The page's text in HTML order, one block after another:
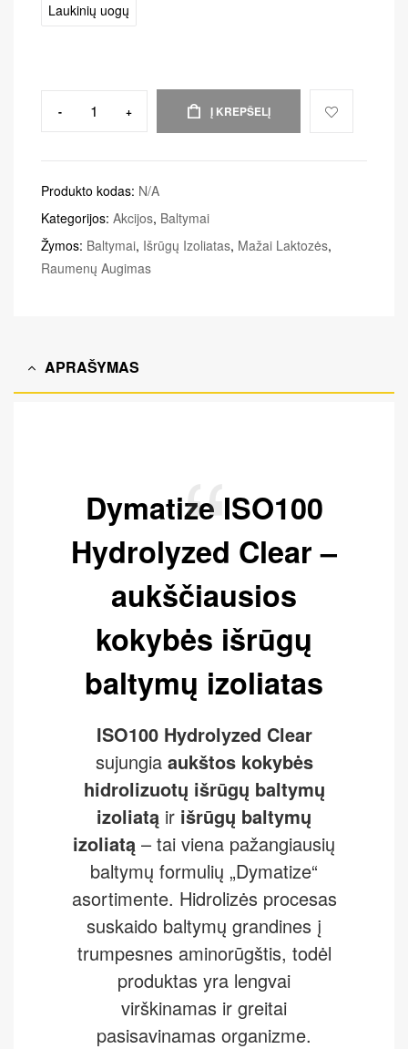
Laukinių uogų
- + Į KREPŠELĮ
Produkto kodas: N/A
Kategorijos: Akcijos, Baltymai
Žymos: Baltymai, Išrūgų Izoliatas, Mažai Laktozės,
Raumenų Augimas
APRAŠYMAS
Dymatize ISO100
Hydrolyzed Clear –
aukščiausios
kokybės išrūgų
baltymų izoliatas
ISO100 Hydrolyzed Clear
sujungia aukštos kokybės
hidrolizuotų išrūgų baltymų
izoliatą ir išrūgų baltymų
izoliatą – tai viena pažangiausių
baltymų formulių „Dymatize“
asortimente. Hidrolizės procesas
suskaido baltymų grandines į
trumpesnes aminorūgštis, todėl
produktas yra lengvai
virškinamas ir greitai
pasisavinamas organizme.